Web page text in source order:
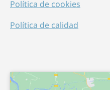
Política de cookies
Política de calidad